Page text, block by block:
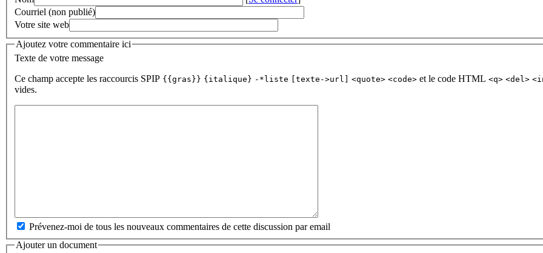
Courriel (non publié)
Votre site web
Ajoutez votre commentaire ici
Texte de votre message
Ce champ accepte les raccourcis SPIP {{gras}} {italique} -*liste [texte->url] <quote> <code> et le code HTML <q> <del>
vides.
Prévenez-moi de tous les nouveaux commentaires de cette discussion par email
Ajouter un document